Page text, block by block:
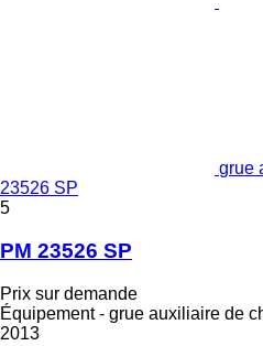
grue
23526 SP
5
PM 23526 SP
Prix sur demande
Équipement - grue auxiliaire de
2013